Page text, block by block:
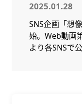
2025.01.28
SNS企画「想
始。Web動画
より各SNSで